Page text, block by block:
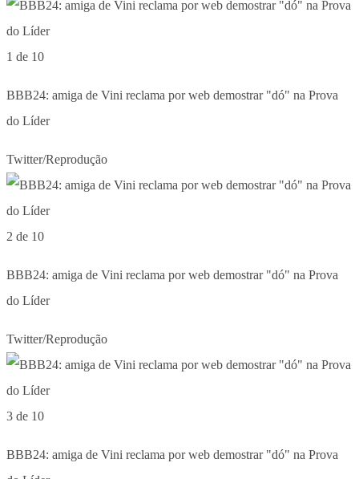
1 de 10
BBB24: amiga de Vini reclama por web demostrar "dó" na Prova
do Líder
Twitter/Reprodução
2 de 10
BBB24: amiga de Vini reclama por web demostrar "dó" na Prova
do Líder
Twitter/Reprodução
3 de 10
BBB24: amiga de Vini reclama por web demostrar "dó" na Prova